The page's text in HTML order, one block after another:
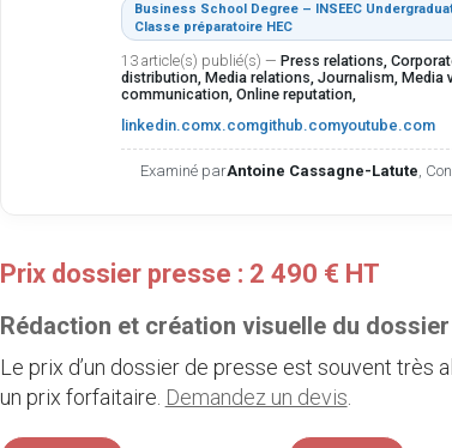
Business School Degree – INSEEC
Classe préparatoire HEC
13 article(s) publié(s) — Press relations,
distribution, Media relations, Journalism, Media
communication, Online reputation,
linkedin.comx.comgithub.comyoutube.com
Examiné parAntoine Cassagne-Latute,
Prix dossier presse : 2 490 € HT
Rédaction et création visuelle du
Le prix d’un dossier de presse est souvent très
un prix forfaitaire. Demandez un devis